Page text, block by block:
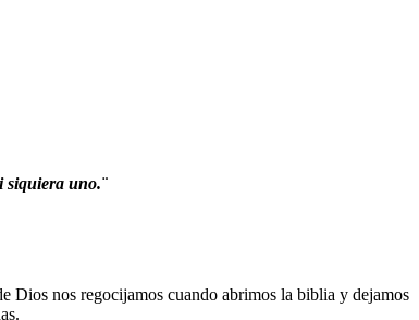
siquiera uno.¨
Dios nos regocijamos cuando abrimos la biblia y dejamos